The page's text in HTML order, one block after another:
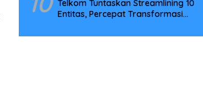
Telkom Tuntaskan Streamlining 10
Entitas, Percepat Transformasi